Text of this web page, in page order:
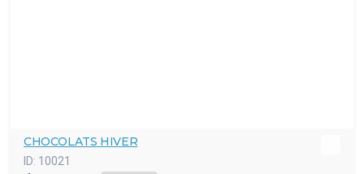
CHOCOLATS HIVER
ID: 10021